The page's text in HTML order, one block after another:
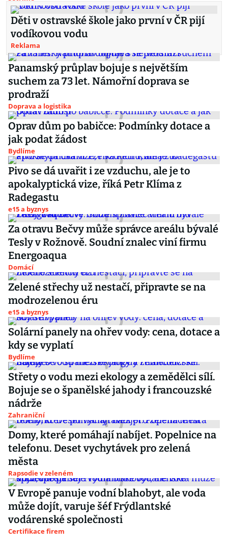
Děti v ostravské škole jako první v ČR pijí
vodíkovou vodu
Reklama
Panamský průplav bojuje s největším
suchem za 73 let. Námořní doprava se
prodraží
Doprava a logistika
Oprav dům po babičce: Podmínky dotace a
jak podat žádost
Bydlíme
Pivo se dá uvařit i ze vzduchu, ale je to
apokalyptická vize, říká Petr Klíma z
Radegastu
e15 a byznys
Za otravu Bečvy může správce areálu bývalé
Tesly v Rožnově. Soudní znalec viní firmu
Energoaqua
Domácí
Zelené střechy už nestačí, připravte se na
modrozelenou éru
e15 a byznys
Solární panely na ohřev vody: cena, dotace a
kdy se vyplatí
Bydlíme
Střety o vodu mezi ekology a zemědělci sílí.
Bojuje se o španělské jahody i francouzské
nádrže
Zahraniční
Domy, které pomáhají nabíjet. Popelnice na
telefonu. Deset vychytávek pro zelená
města
Rapsodie v zeleném
V Evropě panuje vodní blahobyt, ale voda
může dojít, varuje šéf Frýdlantské
vodárenské společnosti
Certifikace firem